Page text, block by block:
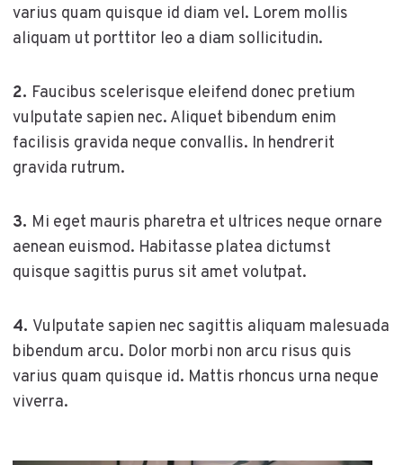
varius quam quisque id diam vel. Lorem mollis
aliquam ut porttitor leo a diam sollicitudin.
2. Faucibus scelerisque eleifend donec pretium
vulputate sapien nec. Aliquet bibendum enim
facilisis gravida neque convallis. In hendrerit
gravida rutrum.
3. Mi eget mauris pharetra et ultrices neque ornare
aenean euismod. Habitasse platea dictumst
quisque sagittis purus sit amet volutpat.
4. Vulputate sapien nec sagittis aliquam malesuada
bibendum arcu. Dolor morbi non arcu risus quis
varius quam quisque id. Mattis rhoncus urna neque
viverra.